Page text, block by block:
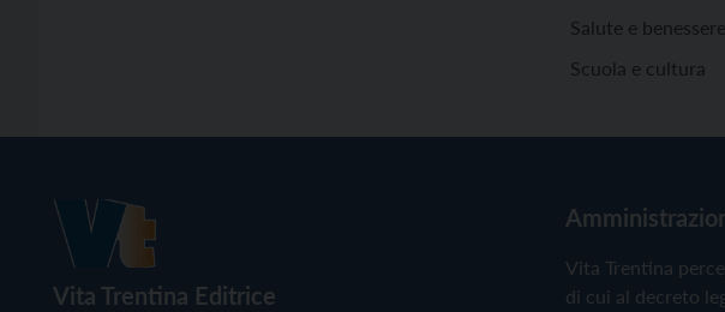
Salute e benessere
Scuola e cultura
Vita Trentina Editrice
Vita Trentina
di cui al decreto